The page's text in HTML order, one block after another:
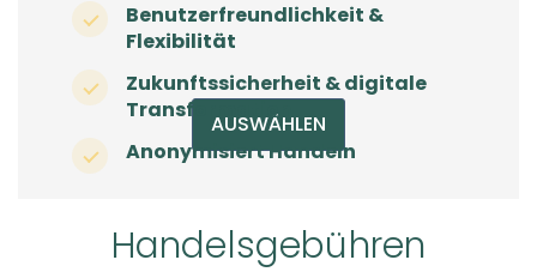
Benutzerfreundlichkeit &
Flexibilität
Zukunftssicherheit & digitale
Transformation
Anonymisiert Handeln
AUSWÄHLEN
Handelsgebühren